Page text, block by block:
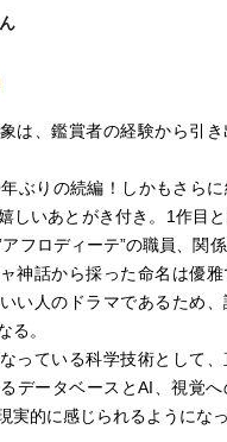
象は、鑑賞者の経験から引
ぶりの続編！しかもさら
しいあとがき付き。1作目
フロディーテ”の職員、関
神話から採った命名は優
い人のドラマであるため
る。
っている科学技術として
データベースとAI、視覚
実的に感じられるようになっ